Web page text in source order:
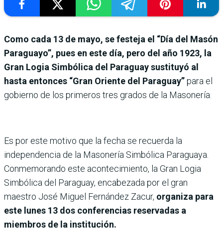
Como cada 13 de mayo, se festeja el “Día del Masón
Paraguayo”, pues en este día, pero del año 1923, la
Gran Logia Simbólica del Paraguay sustituyó al
hasta entonces “Gran Oriente del Paraguay”para el
gobierno de los primeros tres grados de la Masonería.
Es por este motivo que la fecha se recuerda la
independencia de la Masonería Simbólica Paraguaya.
Conmemorando este acontecimiento, la Gran Logia
Simbólica del Paraguay, encabezada por el gran
maestro José Miguel Fernández Zacur, organiza para
este lunes 13 dos conferencias reservadas a
miembros de la institución.